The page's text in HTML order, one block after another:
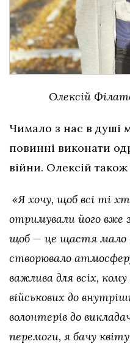
Олексій
Чимало з нас в душі
повинні виконати
війни. Олексій
«Я хочу, щоб всі ті
отримували його вже
щоб — це щастя мало
створювало
важлива для всіх,
військових до
волонтерів до
перемоги, я бачу